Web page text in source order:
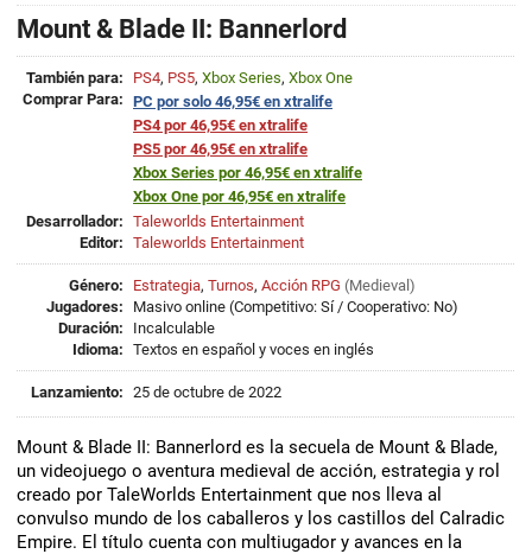
Mount & Blade II: Bannerlord
También para: PS4, PS5, Xbox Series, Xbox One
Comprar Para: PC por solo 46,95€ en xtralife
PS4 por 46,95€ en xtralife
PS5 por 46,95€ en xtralife
Xbox Series por 46,95€ en xtralife
Xbox One por 46,95€ en xtralife
Desarrollador: Taleworlds Entertainment
Editor: Taleworlds Entertainment
Género: Estrategia, Turnos, Acción RPG (Medieval )
Jugadores:
Masivo online (Competitivo: Sí / Cooperativo: No)
Duración:
Incalculable
Idioma: Textos en español y voces en inglés
Lanzamiento: 25 de octubre de 2022
Mount & Blade II: Bannerlord es la secuela de Mount & Blade,
un videojuego o aventura medieval de acción, estrategia y rol
creado por TaleWorlds Entertainment que nos lleva al
convulso mundo de los caballeros y los castillos del Calradic
Empire. El título cuenta con multiugador y avances en la